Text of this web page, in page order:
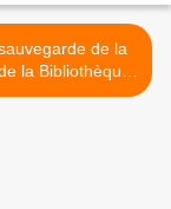
de la
la Bibliothèque
et de lIMA >